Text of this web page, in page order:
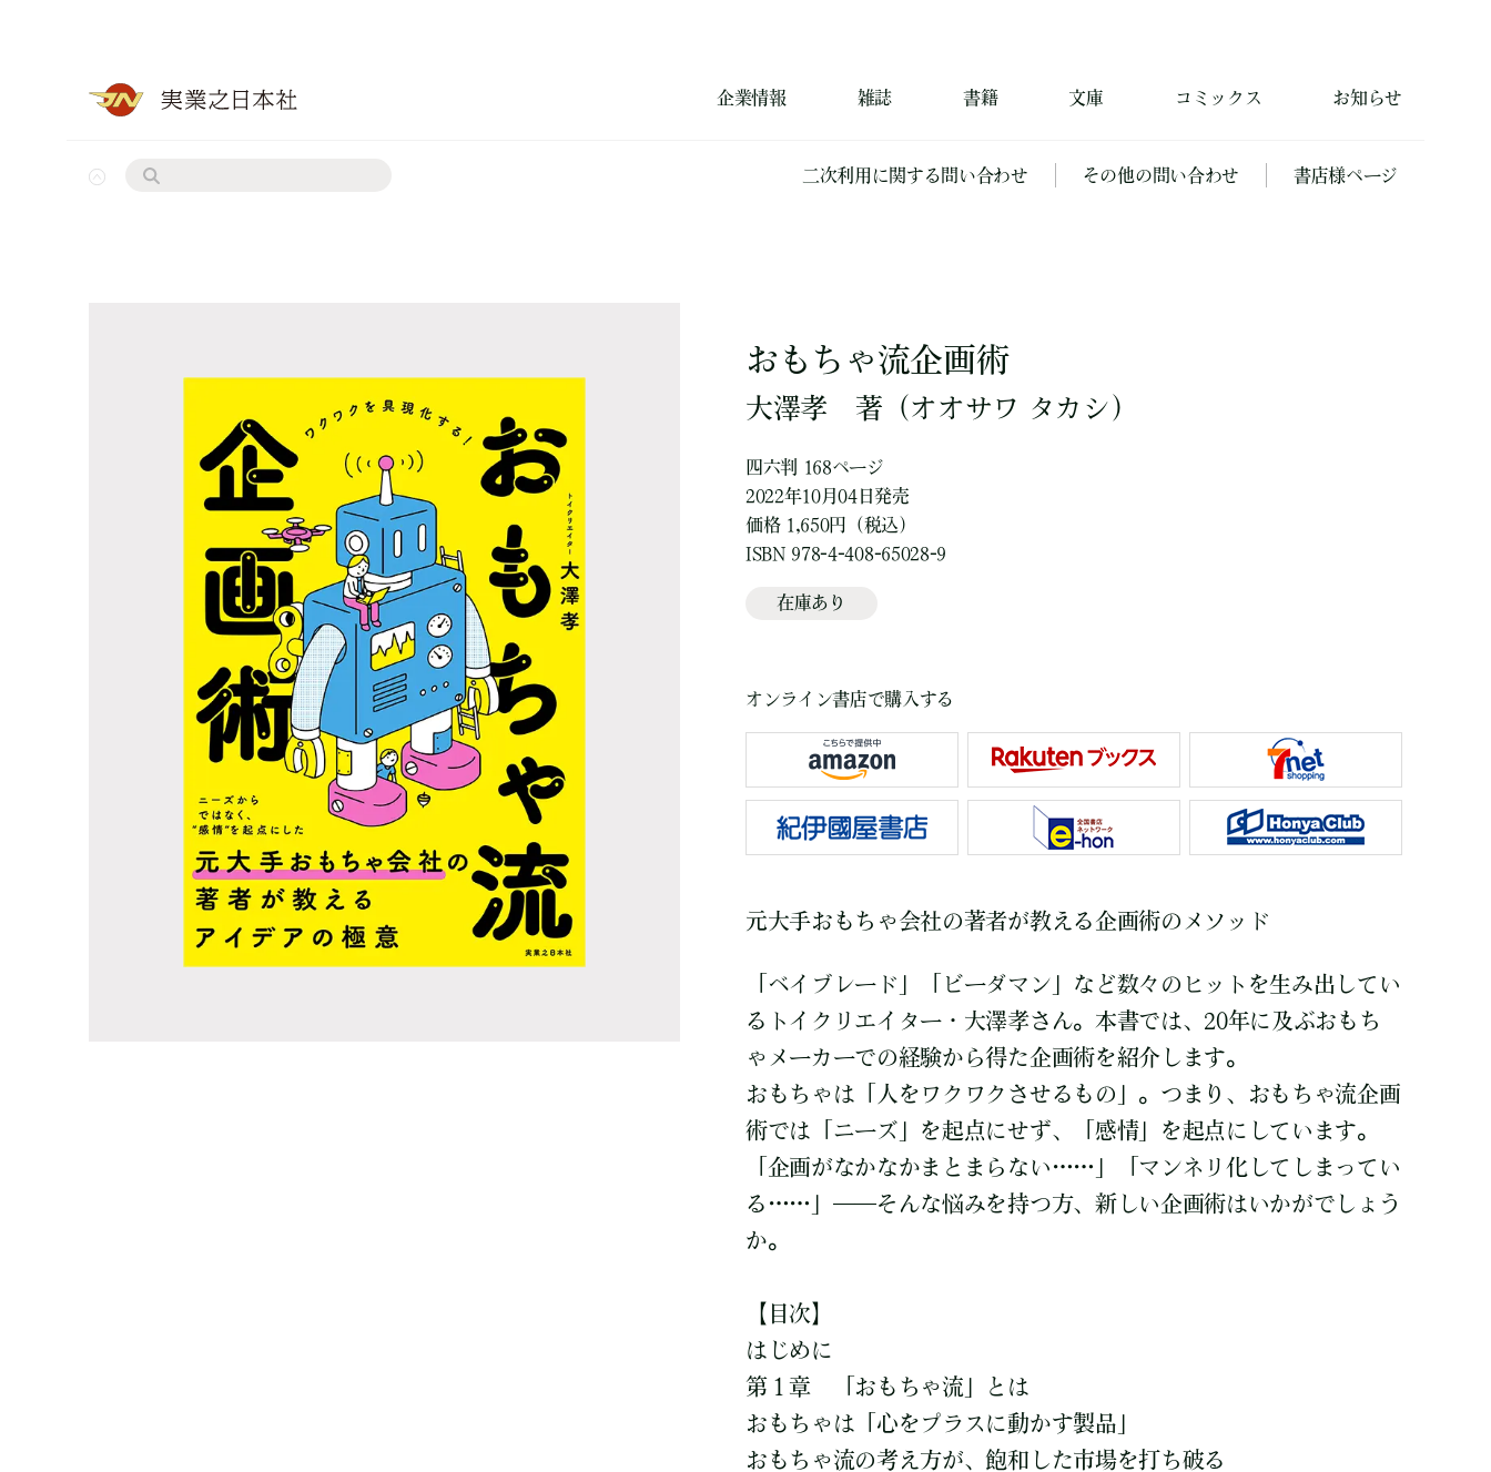
企業情報 雑誌 書籍 文庫 コミックス お知らせ
二次利用に関する問い合わせ その他の問い合わせ 書店様ページ
おもちゃ流企画術
大澤孝 著 （オオサワ タカシ）
四六判 168ページ
2022年10月04日発売
価格 1,650円（税込）
ISBN 978-4-408-65028-9
在庫あり
オンライン書店で購入する
元大手おもちゃ会社の著者が教える企画術のメソッド
「ベイブレード」「ビーダマン」など数々のヒットを生み出してい
るトイクリエイター・大澤孝さん。本書では、20年に及ぶおもち
ゃメーカーでの経験から得た企画術を紹介します。
おもちゃは「人をワクワクさせるもの」。つまり、おもちゃ流企画
術では「ニーズ」を起点にせず、「感情」を起点にしています。
「企画がなかなかまとまらない……」「マンネリ化してしまってい
る……」――そんな悩みを持つ方、新しい企画術はいかがでしょう
か。
【目次】
はじめに
第１章 「おもちゃ流」とは
おもちゃは「心をプラスに動かす製品」
おもちゃ流の考え方が、飽和した市場を打ち破る